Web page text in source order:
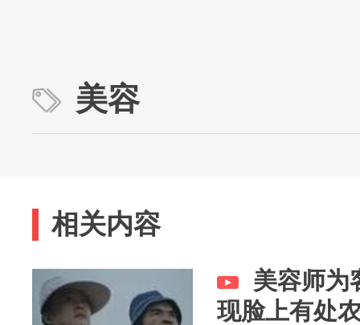
美容
相关内容
美容师为
现脸上有处